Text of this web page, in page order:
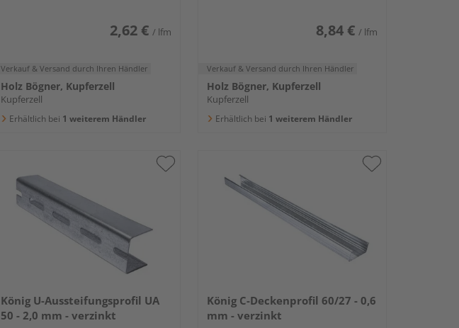
2,62 € / lfm
Verkauf & Versand durch Ihren Händler
Holz Bögner, Kupferzell
Kupferzell
Erhältlich bei 1 weiterem Händler
8,84 € / lfm
Verkauf & Versand durch Ihren Händler
Holz Bögner, Kupferzell
Kupferzell
Erhältlich bei 1 weiterem Händler
König U-Aussteifungsprofil UA
50 - 2,0 mm - verzinkt
König C-Deckenprofil 60/27 - 0,6
mm - verzinkt